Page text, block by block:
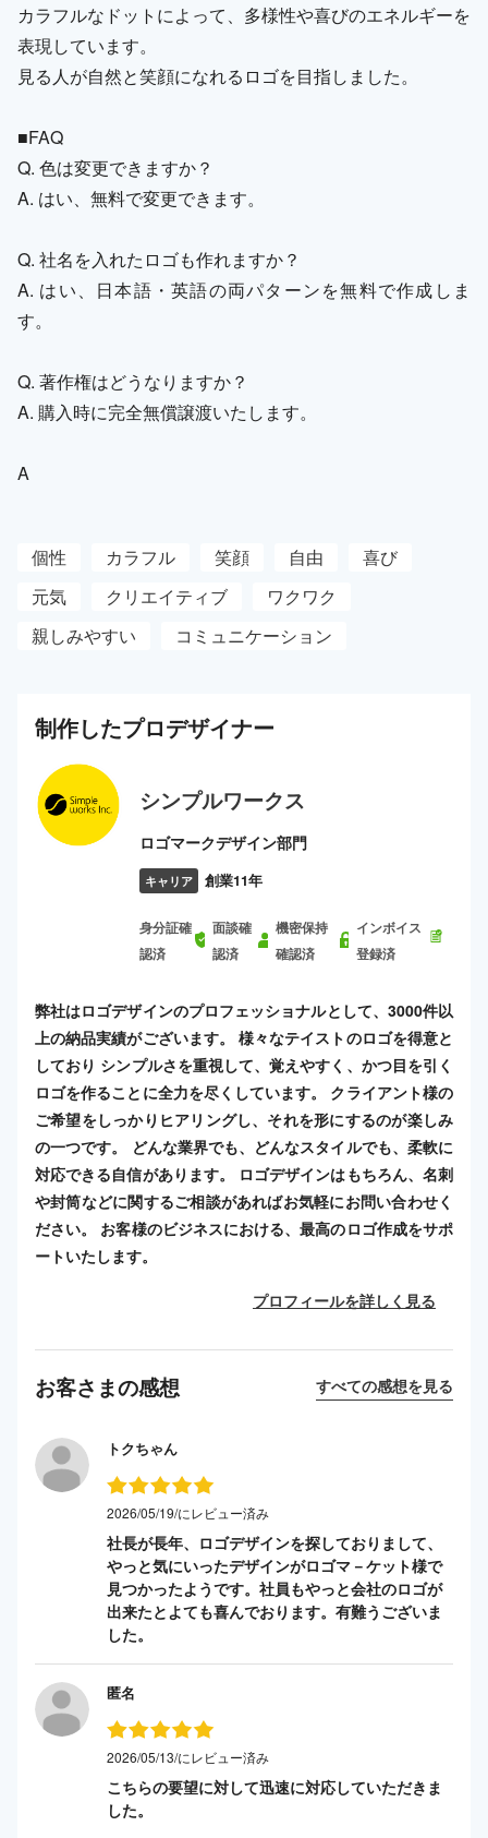
カラフルなドットによって、多様性や喜びのエネルギーを
表現しています。
見る人が自然と笑顔になれるロゴを目指しました。
■FAQ
Q. 色は変更できますか？
A. はい、無料で変更できます。
Q. 社名を入れたロゴも作れますか？
A. はい、日本語・英語の両パターンを無料で作成しま
す。
Q. 著作権はどうなりますか？
A. 購入時に完全無償譲渡いたします。
A
個性 カラフル 笑顔 自由
喜び
元気
クリエイティブ
ワクワク
親しみやすい
コミュニケーション
制作したプロデザイナー
シンプルワークス
ロゴマークデザイン部門
キャリア 創業11年
身分証確
認済
面談確
認済
機密保持
確認済
インボイス
登録済
弊社はロゴデザインのプロフェッショナルとして、3000件以
上の納品実績がございます。 様々なテイストのロゴを得意と
しており シンプルさを重視して、覚えやすく、かつ目を引く
ロゴを作ることに全力を尽くしています。 クライアント様の
ご希望をしっかりヒアリングし、それを形にするのが楽しみ
の一つです。 どんな業界でも、どんなスタイルでも、柔軟に
対応できる自信があります。 ロゴデザインはもちろん、名刺
や封筒などに関するご相談があればお気軽にお問い合わせく
ださい。 お客様のビジネスにおける、最高のロゴ作成をサポ
ートいたします。
プロフィールを詳しく見る
お客さまの感想 すべての感想を見る
トクちゃん
2026/05/19/にレビュー済み
社長が長年、ロゴデザインを探しておりまして、
やっと気にいったデザインがロゴマ－ケット様で
見つかったようです。社員もやっと会社のロゴが
出来たとよても喜んでおります。有難うございま
した。
匿名
2026/05/13/にレビュー済み
こちらの要望に対して迅速に対応していただきま
した。